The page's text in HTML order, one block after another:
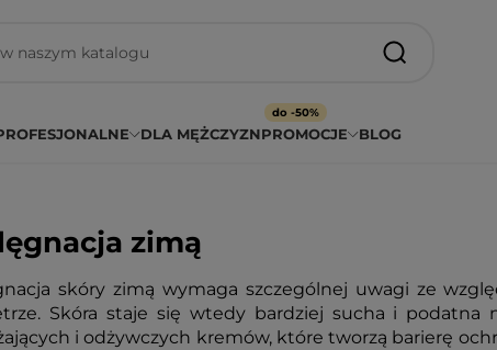
DLA MĘŻCZYZNPROMOCJE
do -50%
BLOG
zimą
skóry zimą wymaga szczególnej uwagi ze
Skóra staje się wtedy bardziej sucha i podatna
i odżywczych kremów, które tworzą barierę